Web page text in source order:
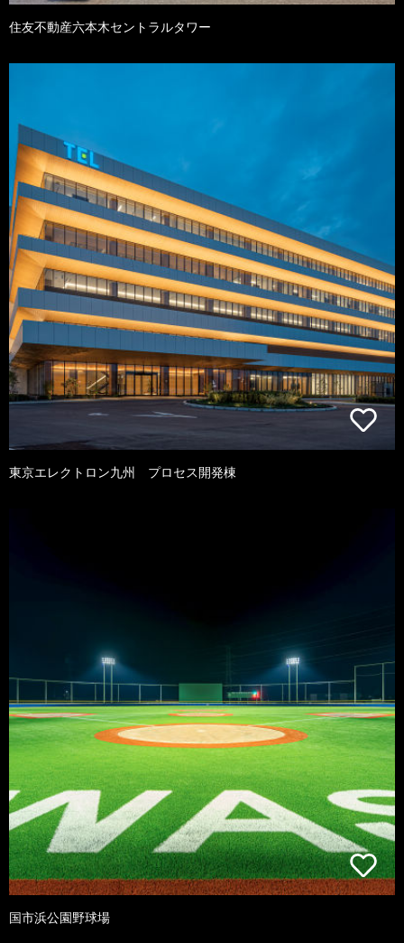
住友不動産六本木セントラルタワー
東京エレクトロン九州 プロセス開発棟
国市浜公園野球場